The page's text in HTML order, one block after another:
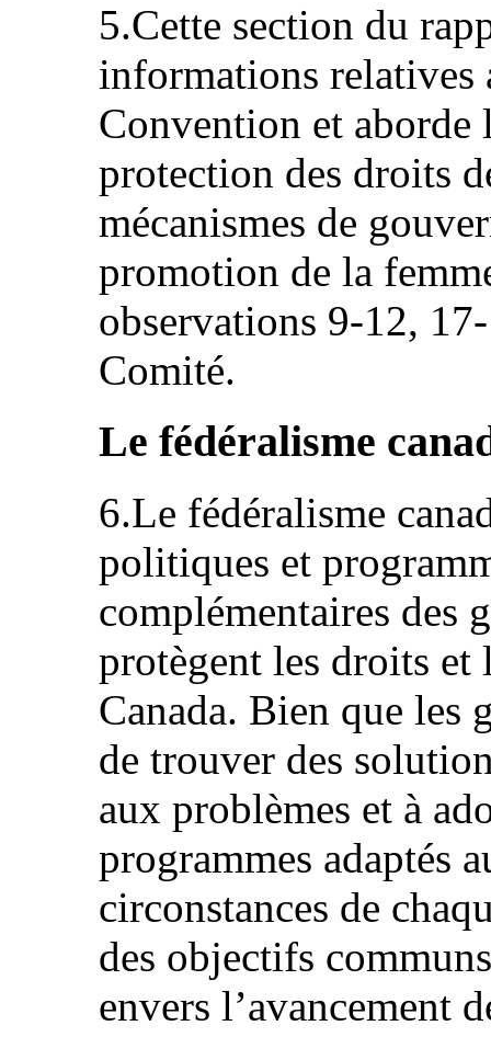
5.Cette section du
informations relatives
Convention et
protection des droits
mécanismes de
promotion de la
observations 9-12,
Comité.
Le fédéralisme
6.Le fédéralisme
politiques et
complémentaires des
protègent les droits et
Canada. Bien que les
de trouver des
aux problèmes et à
programmes adaptés
circonstances de
des objectifs
envers l’avancement